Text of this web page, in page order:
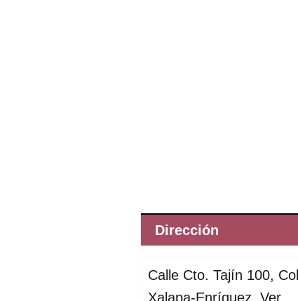
Dirección
Calle Cto. Tajín 100,
Xalapa-Enríquez, Ver.